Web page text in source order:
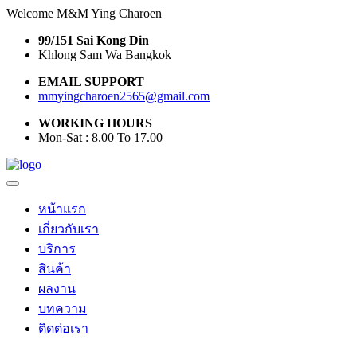
Welcome M&M Ying Charoen
99/151 Sai Kong Din
Khlong Sam Wa Bangkok
EMAIL SUPPORT
mmyingcharoen2565@gmail.com
WORKING HOURS
Mon-Sat : 8.00 To 17.00
หน้าแรก
เกี่ยวกับเรา
บริการ
สินค้า
ผลงาน
บทความ
ติดต่อเรา